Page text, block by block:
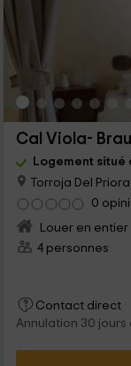
Cal Viola-
Logement situé
Torroja Del
0
Louer en entier
4 personnes
Contact direct
Annulation 30 jours